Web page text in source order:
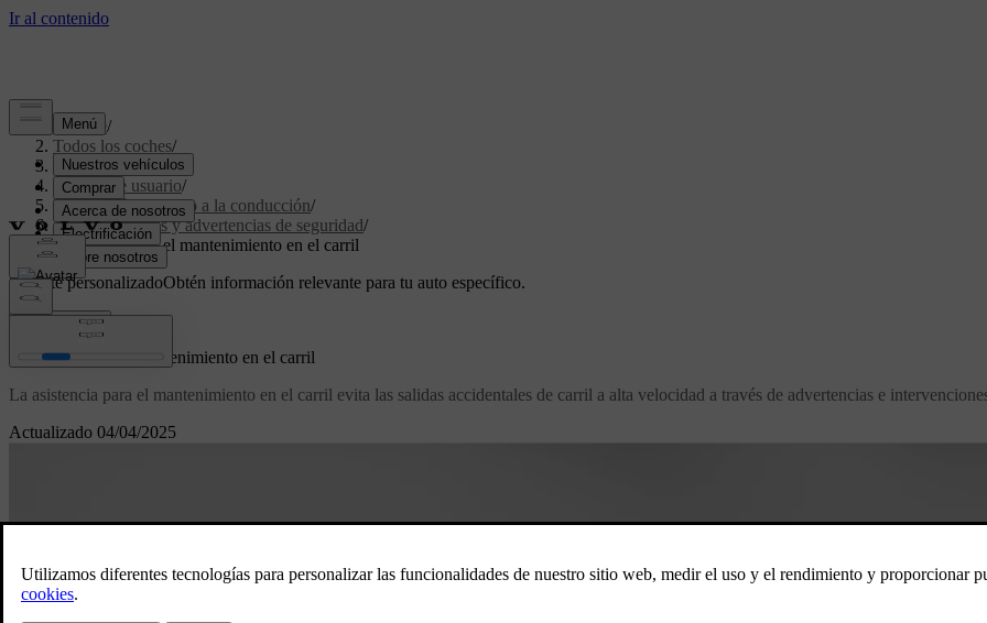
Soporte/
Todos los coches/
XC60 2024/
Manual de usuario/
Navegación y apoyo a la conducción/
Intervenciones y advertencias de seguridad/
Asistencia para el mantenimiento en el carril
Soporte personalizadoObtén información relevante para tu auto específico.
Iniciar sesión
Actualizado 04/04/2025
Asistencia para el mantenimiento en el carril
La asistencia para el mantenimiento en el carril evita las salidas accidentales de carril a alta velocidad a través de advertencias e